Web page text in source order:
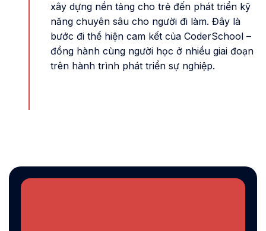
xây dựng nền tảng cho trẻ đến phát triển kỹ
năng chuyên sâu cho người đi làm. Đây là
bước đi thể hiện cam kết của CoderSchool –
đồng hành cùng người học ở nhiều giai đoạn
trên hành trình phát triển sự nghiệp.